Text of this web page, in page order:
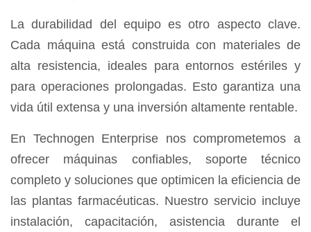
La durabilidad del equipo es otro aspecto clave.
Cada máquina está construida con materiales de
alta resistencia, ideales para entornos estériles y
para operaciones prolongadas. Esto garantiza una
vida útil extensa y una inversión altamente rentable.
En Technogen Enterprise nos comprometemos a
ofrecer máquinas confiables, soporte técnico
completo y soluciones que optimicen la eficiencia de
las plantas farmacéuticas. Nuestro servicio incluye
instalación, capacitación, asistencia durante el